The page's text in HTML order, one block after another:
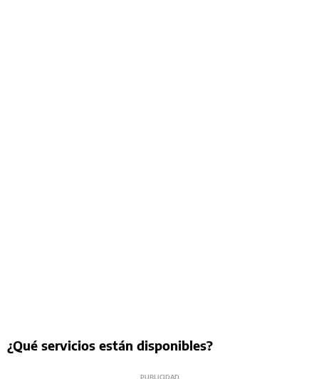
¿Qué servicios están disponibles?